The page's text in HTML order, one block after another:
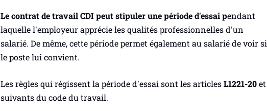
Le contrat de travail CDI peut stipuler une période d'essai pendant
laquelle l'employeur apprécie les qualités professionnelles d'un
salarié. De même, cette période permet également au salarié de voir si
le poste lui convient.
Les règles qui régissent la période d'essai sont les articlesL1221-20et
suivants du code du travail.